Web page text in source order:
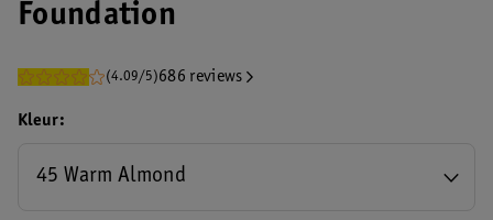
Foundation
(4.09/5)686 reviews
Kleur
45 Warm Almond